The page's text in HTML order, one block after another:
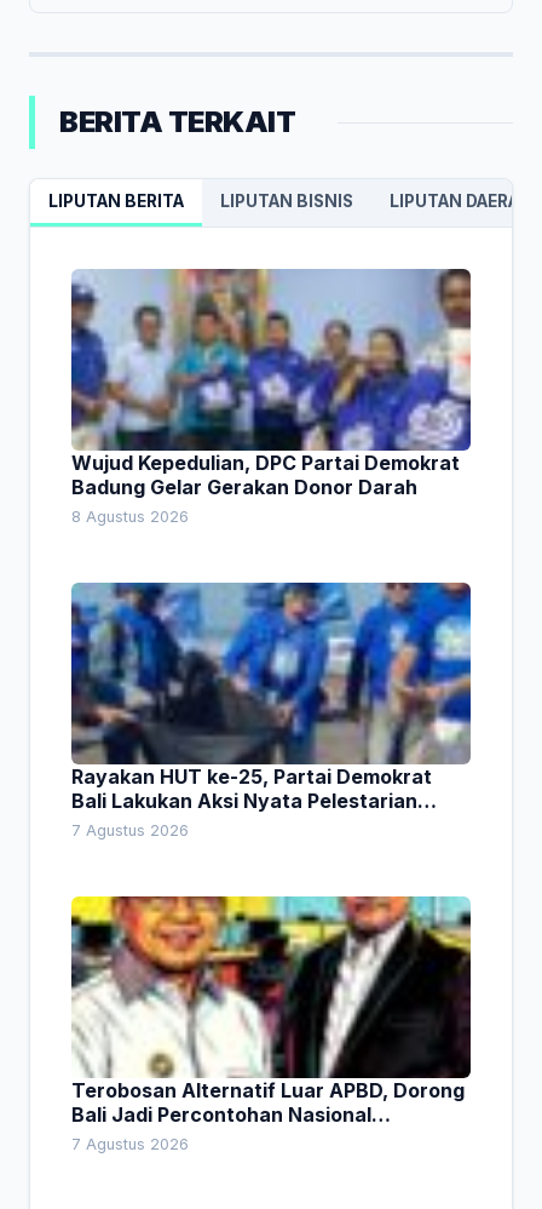
BERITA TERKAIT
LIPUTAN BERITA LIPUTAN BISNIS LIPUTAN DAERAH
Wujud Kepedulian, DPC Partai Demokrat
Badung Gelar Gerakan Donor Darah
8 Agustus 2026
Rayakan HUT ke-25, Partai Demokrat
Bali Lakukan Aksi Nyata Pelestarian
Lingkungan
7 Agustus 2026
Terobosan Alternatif Luar APBD, Dorong
Bali Jadi Percontohan Nasional
Pembiayaan Daerah
7 Agustus 2026